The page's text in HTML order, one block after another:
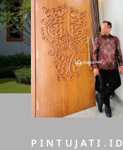
PINTUJATI.ID